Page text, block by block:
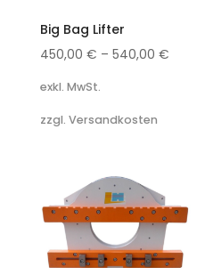
Big Bag Lifter
450,00 € – 540,00 €
exkl. MwSt.
zzgl. Versandkosten